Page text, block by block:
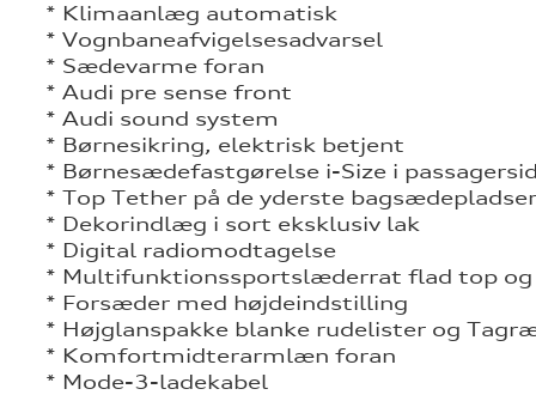
* Klimaanlæg automatisk
* Vognbaneafvigelsesadvarsel
* Sædevarme foran
* Audi pre sense front
* Audi sound system
* Børnesikring, elektrisk betjent
* Børnesædefastgørelse i-Size i
* Top Tether på de yderste bagsædepladser
* Dekorindlæg i sort eksklusiv lak
* Digital radiomodtagelse
* Multifunktionssportslæderrat flad top
* Forsæder med højdeindstilling
* Højglanspakke blanke rudelister og
* Komfortmidterarmlæn foran
* Mode-3-ladekabel